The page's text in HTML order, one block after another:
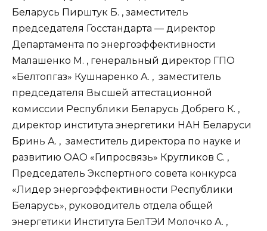
Беларусь Пирштук Б. , заместитель
председателя Госстандарта — директор
Департамента по энергоэффективности
Малашенко М. , генеральный директор ГПО
«Белтопгаз» Кушнаренко А. , заместитель
председателя Высшей аттестационной
комиссии Республики Беларусь Добрего К. ,
директор института энергетики НАН Беларуси
Бринь А. , заместитель директора по науке и
развитию ОАО «Гипросвязь» Кругликов С. ,
Председатель Экспертного совета конкурса
«Лидер энергоэффективности Республики
Беларусь», руководитель отдела общей
энергетики Института БелТЭИ Молочко А. ,